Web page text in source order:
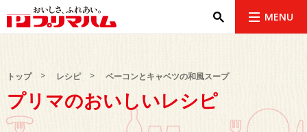
MENU
トップ レシピ ベーコンとキャベツの和風スープ
プリマのおいしいレシピ